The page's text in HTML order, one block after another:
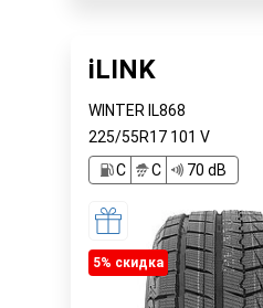
iLINK
WINTER IL868
225/55R17 101 V
C
C 70 dB
5% cкидка